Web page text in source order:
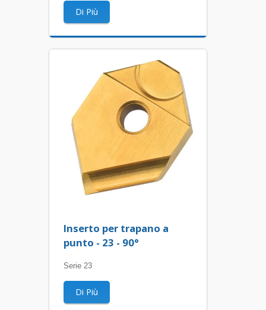
Di Più
Inserto per trapano a
punto - 23 - 90°
Serie 23
Di Più